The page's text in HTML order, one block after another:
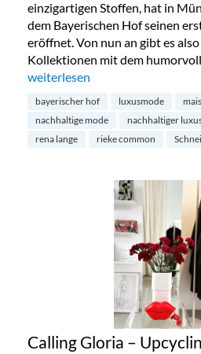
einzigartigen Stoffen, hat in
dem Bayerischen Hof seinen
eröffnet. Von nun an gibt es
Kollektionen mit dem
„Maison Commons erster
weiterlesen
bayerischer hof luxusmode
nachhaltige mode
nachhaltiger
rena lange
rieke common
Calling Gloria –